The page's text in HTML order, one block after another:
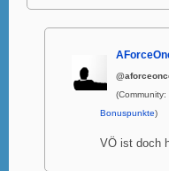
(Community:
Bonuspunkte)
VÖ ist doch